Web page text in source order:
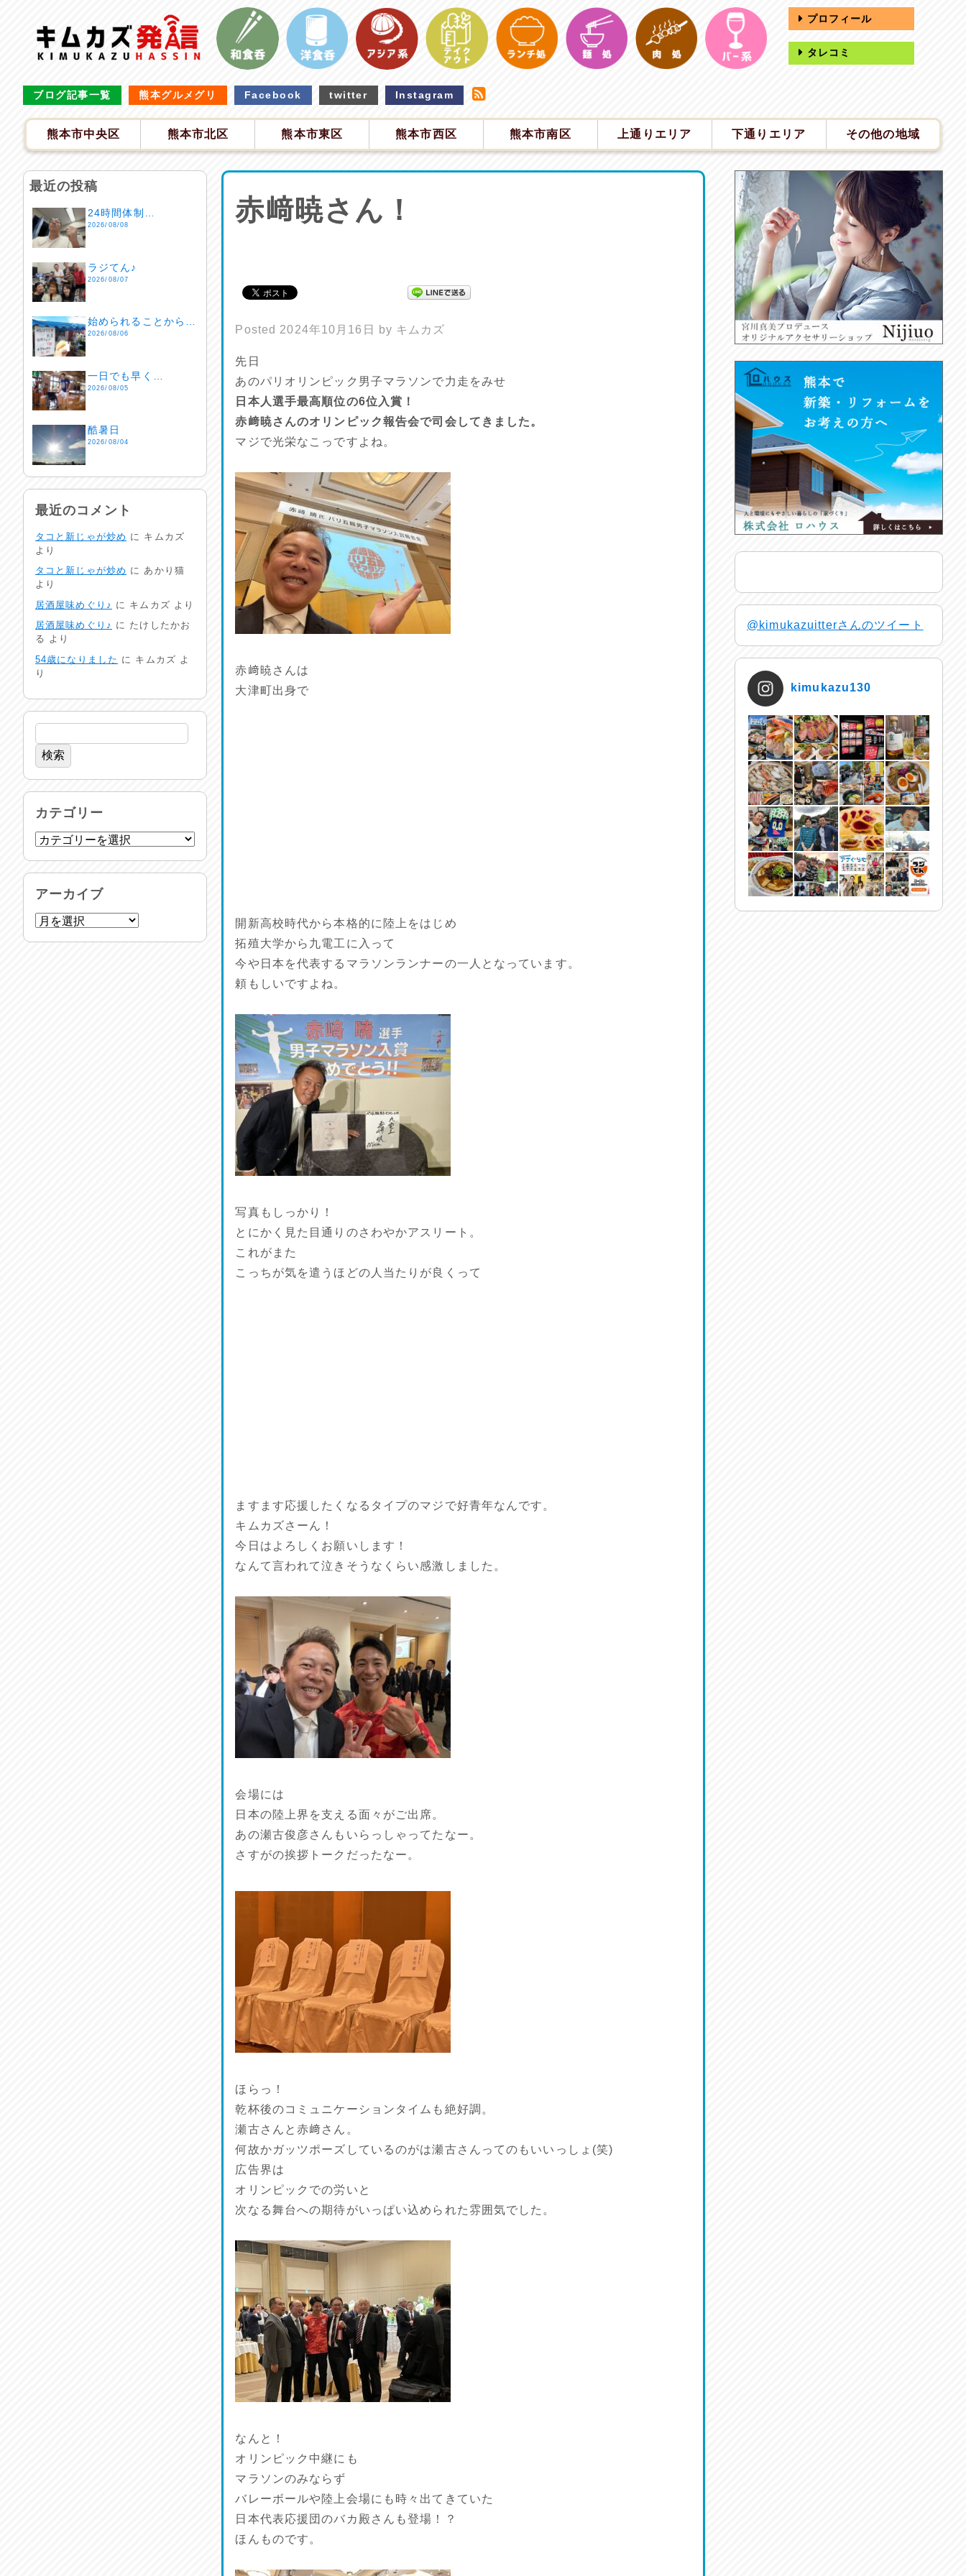
プロフィール
タレコミ
ブログ記事一覧 熊本グルメグリ Facebook twitter Instagram
熊本市中央区 熊本市北区 熊本市東区 熊本市西区 熊本市南区 上通りエリア 下通りエリア その他の地域
赤﨑暁さん！
Posted 2024年10月16日 by キムカズ
先日
あのパリオリンピック男子マラソンで力走をみせ
日本人選手最高順位の6位入賞！
赤﨑暁さんのオリンピック報告会で司会してきました。
マジで光栄なこっですよね。
赤﨑暁さんは
大津町出身で
開新高校時代から本格的に陸上をはじめ
拓殖大学から九電工に入って
今や日本を代表するマラソンランナーの一人となっています。
頼もしいですよね。
写真もしっかり！
とにかく見た目通りのさわやかアスリート。
これがまた
こっちが気を遣うほどの人当たりが良くって
ますます応援したくなるタイプのマジで好青年なんです。
キムカズさーん！
今日はよろしくお願いします！
なんて言われて泣きそうなくらい感激しました。
会場には
日本の陸上界を支える面々がご出席。
あの瀬古俊彦さんもいらっしゃってたなー。
さすがの挨拶トークだったなー。
ほらっ！
乾杯後のコミュニケーションタイムも絶好調。
瀬古さんと赤﨑さん。
何故かガッツポーズしているのがは瀬古さんってのもいいっしょ(笑)
広告界は
オリンピックでの労いと
次なる舞台への期待がいっぱい込められた雰囲気でした。
なんと！
オリンピック中継にも
マラソンのみならず
バレーボールや陸上会場にも時々出てきていた
日本代表応援団のバカ殿さんも登場！？
ほんものです。
@kimukazuitterさんのツイート
kimukazu130
最近の投稿
24時間体制…
2026/08/08
ラジてん♪
2026/08/07
始められることから…
2026/08/06
一日でも早く…
2026/08/05
酷暑日
2026/08/04
熱中症注意
2026/08/01
2026/07/31
24時間体制
2026/07/30
土用丑の日♪
反省会♪
呑めや喋れや！
最近のコメント
タコと新じゃが炒め に キムカズ
より
タコと新じゃが炒め にあかり猫
より
居酒屋味めぐり♪ に キムカズ より
居酒屋味めぐり♪ に たけしたかお
る より
54歳になりました に キムカズ よ
り
カテゴリー
アーカイブ